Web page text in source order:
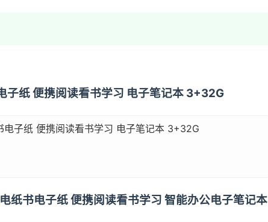
子纸 便携阅读看书学习 电子笔记本 3+32G
子纸 便携阅读看书学习 电子笔记本 3+32G
纸书电子纸 便携阅读看书学习 智能办公电子笔记本